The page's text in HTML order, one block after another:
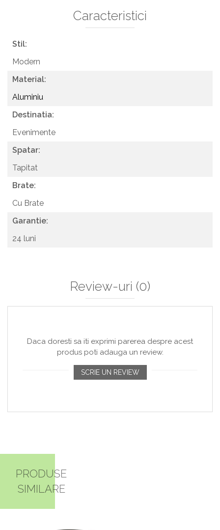
Caracteristici
Stil:
Modern
Material:
Aluminiu
Destinatia:
Evenimente
Spatar:
Tapitat
Brate:
Cu Brate
Garantie:
24 luni
Review-uri (0)
Daca doresti sa iti exprimi parerea despre acest
produs poti adauga un review.
SCRIE UN REVIEW
PRODUSE
SIMILARE